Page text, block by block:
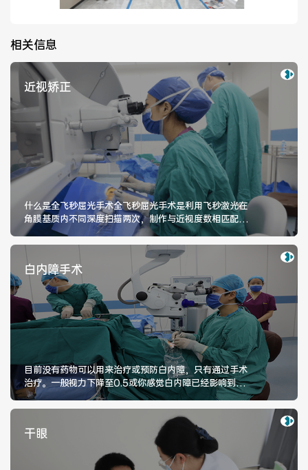
专家坐诊 咨询挂号
门诊就诊指南 特色诊疗
医院布局 医保服务
出/入院服务 健康科普
意见建议 特殊人群服务
院内新闻 媒体报道
公益事业
相关信息
近视矫正
什么是全飞秒屈光手术全飞秒屈光手术是利用飞秒激光在
角膜基质内不同深度扫描两次，制作与近视度数相匹配的
一个薄透镜，并在透镜边缘制作一
白内障手术
目前没有药物可以用来治疗或预防白内障，只有通过手术
治疗。一般视力下降至0.5或你感觉白内障已经影响到日常
生活便可进行手术。目前常用的是白内障超声乳化吸除联
合人工晶状体植入术。
干眼